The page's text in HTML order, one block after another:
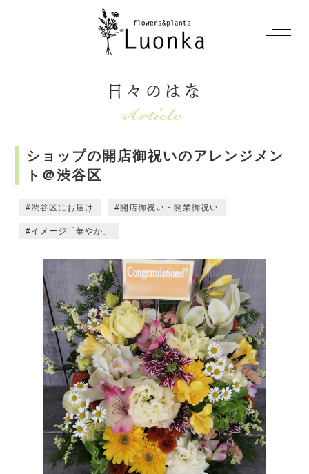
日々のはな
ショップの開店御祝いのアレンジメン
ト＠渋谷区
渋谷区にお届け 開店御祝い・開業御祝い
イメージ「華やか」